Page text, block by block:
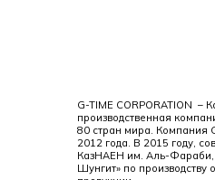
G-TIME CORPORATION –
производственная
80 стран мира. Компания
2012 года. В 2015 году,
КазНАЕН им. Аль-Фараби,
Шунгит» по производству